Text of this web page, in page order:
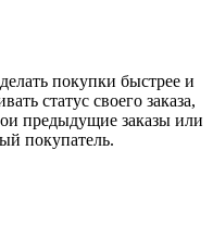
покупки быстрее и
статус своего заказа,
предыдущие заказы или
покупатель.